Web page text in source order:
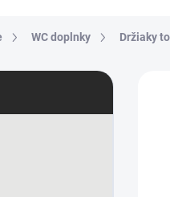
WC doplnky Držiaky